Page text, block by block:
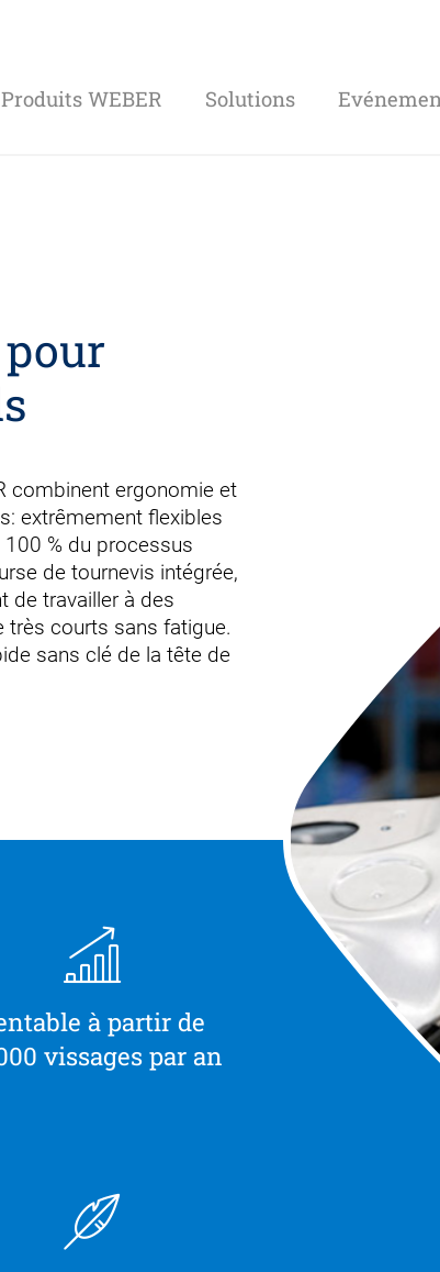
Produits WEBER Solutions
combinent ergonomie et
extrêmement flexibles
% du processus
de tournevis intégrée,
de travailler à des
très courts sans fatigue.
sans clé de la tête de
à partir de
vissages par an